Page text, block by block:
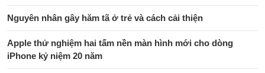
Nguyên nhân gây hăm tã ở trẻ và cách cải thiện
Apple thử nghiệm hai tấm nền màn hình mới cho dòng
iPhone kỷ niệm 20 năm